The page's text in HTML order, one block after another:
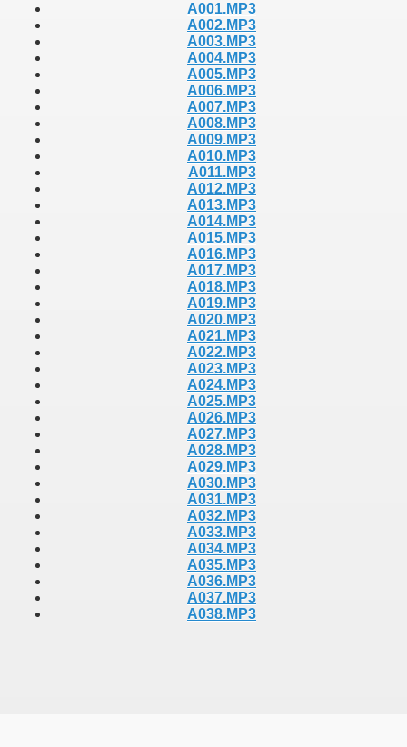
A001.MP3
A002.MP3
A003.MP3
A004.MP3
A005.MP3
A006.MP3
A007.MP3
A008.MP3
A009.MP3
A010.MP3
A011.MP3
A012.MP3
A013.MP3
A014.MP3
A015.MP3
A016.MP3
A017.MP3
A018.MP3
A019.MP3
A020.MP3
A021.MP3
A022.MP3
A023.MP3
A024.MP3
A025.MP3
A026.MP3
A027.MP3
A028.MP3
A029.MP3
A030.MP3
A031.MP3
A032.MP3
A033.MP3
A034.MP3
A035.MP3
A036.MP3
A037.MP3
A038.MP3